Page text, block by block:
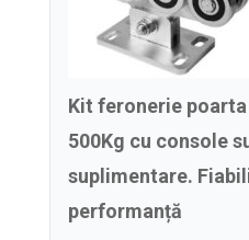
Kit feronerie
500Kg cu console
suplimentare.
performanță